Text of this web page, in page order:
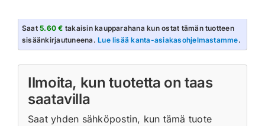
Saat5.60 € takaisin kaupparahana kun ostat tämän tuotteen
sisäänkirjautuneena.Lue lisää kanta-asiakasohjelmastamme.
Ilmoita, kun tuotetta on taas
saatavilla
Saat yhden sähköpostin, kun tämä tuote